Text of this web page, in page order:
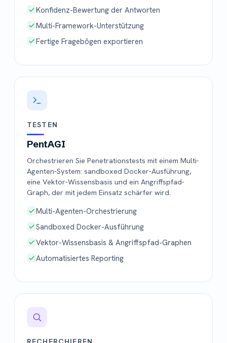
Konfidenz-Bewertung der Antworten
Multi-Framework-Unterstützung
Fertige Fragebögen exportieren
TESTEN
PentAGI
Orchestrieren Sie Penetrationstests mit einem Multi-
Agenten-System: sandboxed Docker-Ausführung,
eine Vektor-Wissensbasis und ein Angriffspfad-
Graph, der mit jedem Einsatz schärfer wird.
Multi-Agenten-Orchestrierung
Sandboxed Docker-Ausführung
Vektor-Wissensbasis & Angriffspfad-Graphen
Automatisiertes Reporting